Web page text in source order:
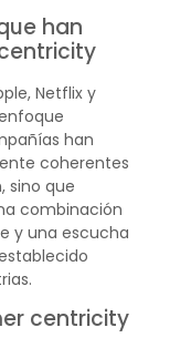
han
Netflix y
han
coherentes
sino que
combinación
y una escucha
centricity